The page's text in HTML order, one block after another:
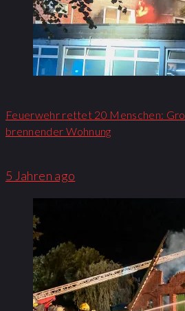
Feuerwehr rettet 20 Menschen:
brennender Wohnung​
5 Jahren ago